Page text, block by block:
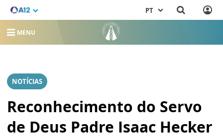
PT
MENU
NOTÍCIAS
Reconhecimento do Servo
de Deus Padre Isaac Hecker